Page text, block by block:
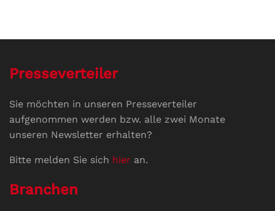
Presseverteiler
Sie möchten in unseren Presseverteiler
aufgenommen werden bzw. alle zwei Monate
unseren Newsletter erhalten?
Bitte melden Sie sich hier an.
Branchen